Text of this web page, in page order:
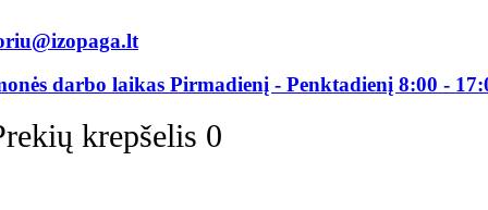
darbo laikas Pirmadienį - Penktadienį 8:00 -
krepšelis 0